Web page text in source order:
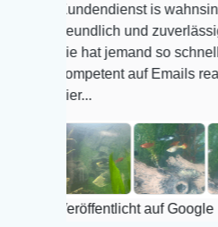
is wahnsinnig
und zuverlässig, noch
hat jemand so schnell und
auf Emails reagiert wie
auf Google